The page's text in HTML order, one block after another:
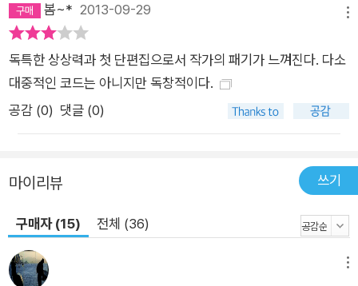
봄~* 2013-09-29
독특한 상상력과 첫 단편집으로서 작가의 패기가 느껴진다. 다소
대중적인 코드는 아니지만 독창적이다.
공감 (0) 댓글 (0)
마이리뷰 쓰기
구매자 (15) 전체 (36)